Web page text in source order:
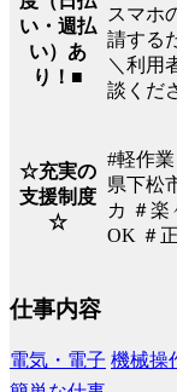
い・週払
い）あ
り！■
スマホ
請する
＼利用
談くだ
☆充実の
支援制度
☆
#軽作
県下松
カ ＃楽
OK ＃
仕事内容
電気・電子 機械操